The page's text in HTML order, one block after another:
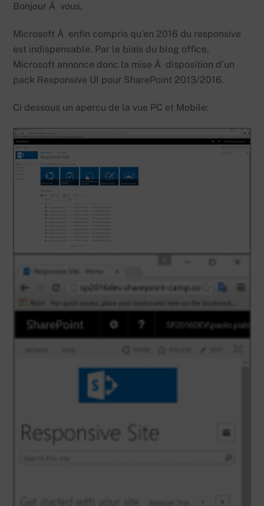
Bonjour Ã vous,
Microsoft Ã enfin compris qu’en 2016 du responsive
est indispensable. Par le biais du blog office,
Microsoft annonce donc la mise Ã disposition d’un
pack Responsive UI pour SharePoint 2013/2016.
Ci dessous un apercu de la vue PC et Mobile: